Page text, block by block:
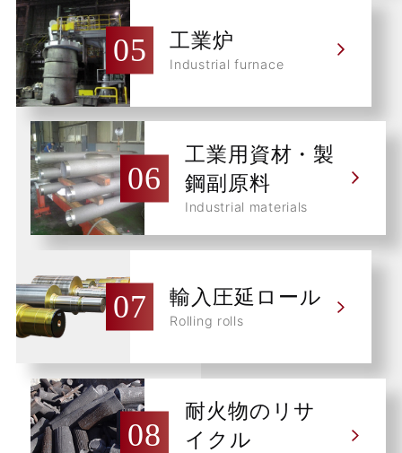
工業炉
Industrial furnace
工業用資材・製
鋼副原料
Industrial materials
輸入圧延ロール
Rolling rolls
耐火物のリサ
イクル